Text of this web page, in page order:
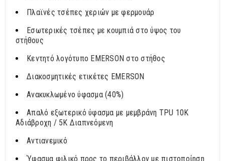
Πλαϊνές τσέπες χεριών με φερμουάρ
Εσωτερικές τσέπες με κουμπιά στο ύψος του
στήθους
Κεντητό λογότυπο EMERSON στο στήθος
Διακοσμητικές ετικέτες EMERSON
Ανακυκλωμένο ύφασμα (40%)
Απαλό εξωτερικό ύφασμα με μεμβράνη TPU 10K
Αδιάβροχη / 5Κ Διαπνεόμενη
Αντιανεμικό
Ύφασμα φιλικό προς το περιβάλλον με πιστοποίηση